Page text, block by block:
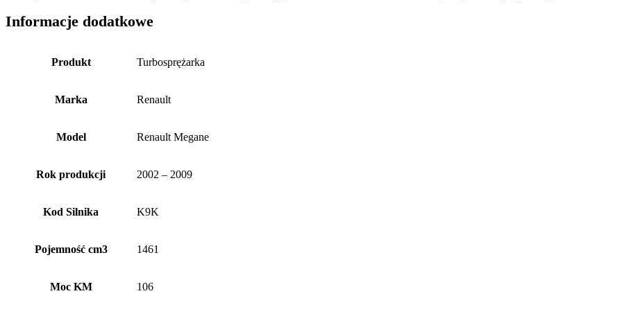
Informacje dodatkowe
Produkt Turbosprężarka
Marka Renault
Model Renault Megane
Rok produkcji 2002 – 2009
Kod Silnika K9K
Pojemność cm3 1461
Moc KM 106